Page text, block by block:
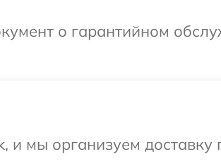
о гарантийном
мы организуем доставку